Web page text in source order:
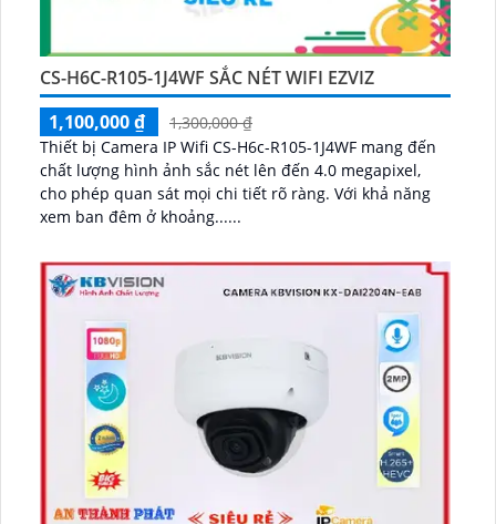
CS-H6C-R105-1J4WF SẮC NÉT WIFI EZVIZ
1,100,000 ₫
1,300,000 ₫
Thiết bị Camera IP Wifi CS-H6c-R105-1J4WF mang đến
chất lượng hình ảnh sắc nét lên đến 4.0 megapixel,
cho phép quan sát mọi chi tiết rõ ràng. Với khả năng
xem ban đêm ở khoảng......